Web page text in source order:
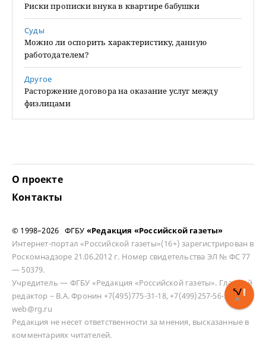
Риски прописки внука в квартире бабушки
Суды
Можно ли оспорить характеристику, данную
работодателем?
Другое
Расторжение договора на оказание услуг между
физлицами
О проекте
Контакты
© 1998–2026 ФГБУ «Редакция «Российской газеты»
Интернет-портал «Российской газеты»(16+) зарегистрирован в
Роскомнадзоре 21.06.2012 г. Номер свидетельства ЭЛ № ФС 77
— 50379.
Учредитель — ФГБУ «Редакция «Российской газеты». Главный
редактор – В.А. Фронин +7(495)775-31-18, +7(499)257-56-50
web@rg.ru
Редакция не несет ответственности за мнения, высказанные в
комментариях читателей.